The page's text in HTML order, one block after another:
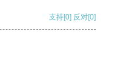
支持[0] 反对[0]